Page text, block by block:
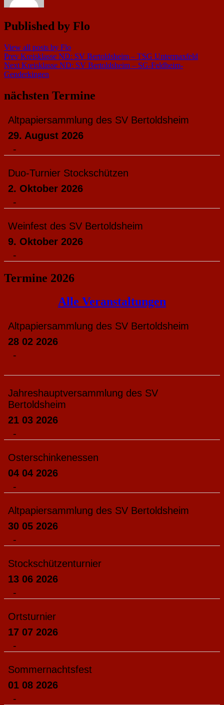
Published by Flo
View all posts by Flo
Beitragsnavigation
Prev Kreisklasse ND: SV Bertoldsheim – TSG Untermaxfeld
Next Kreisklasse ND: SV Bertoldsheim – SG-Feldheim-
Genderkingen
nächsten Termine
Altpapiersammlung des SV Bertoldsheim
29. August 2026
-
Duo-Turnier Stockschützen
2. Oktober 2026
-
Weinfest des SV Bertoldsheim
9. Oktober 2026
-
Termine 2026
Alle Veranstaltungen
Altpapiersammlung des SV Bertoldsheim
28 02 2026
-
Jahreshauptversammlung des SV
Bertoldsheim
21 03 2026
-
Osterschinkenessen
04 04 2026
-
Altpapiersammlung des SV Bertoldsheim
30 05 2026
-
Stockschützenturnier
13 06 2026
-
Ortsturnier
17 07 2026
-
Sommernachtsfest
01 08 2026
-